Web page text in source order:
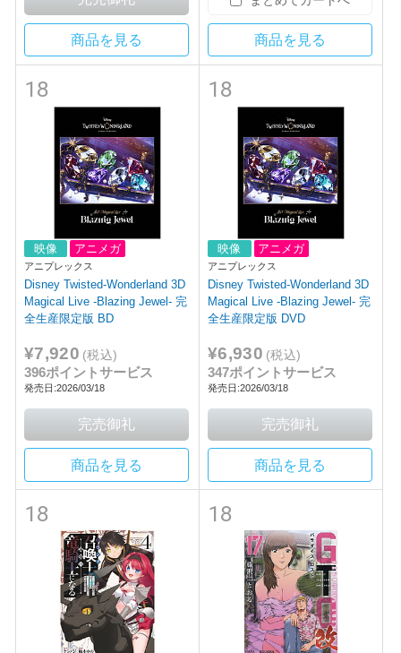
商品を見る 商品を見る
18
映像 アニメガ
アニプレックス
Disney Twisted-Wonderland 3D
Magical Live -Blazing Jewel- 完
全生産限定版 BD
¥7,920 (税込)
396ポイントサービス
発売日:2026/03/18
商品を見る
18
映像 アニメガ
アニプレックス
Disney Twisted-Wonderland 3D
Magical Live -Blazing Jewel- 完
全生産限定版 DVD
¥6,930 (税込)
347ポイントサービス
発売日:2026/03/18
商品を見る
18 18